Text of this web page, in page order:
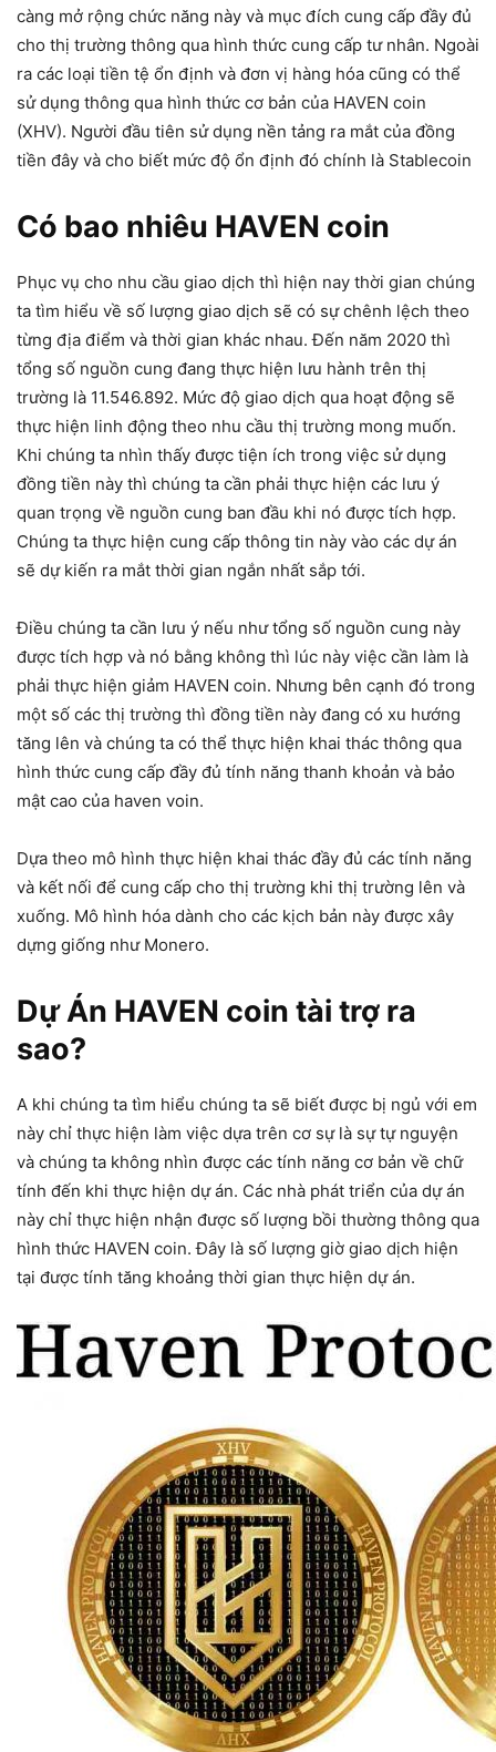
càng mở rộng chức năng này và mục đích cung cấp đầy đủ
cho thị trường thông qua hình thức cung cấp tư nhân. Ngoài
ra các loại tiền tệ ổn định và đơn vị hàng hóa cũng có thể
sử dụng thông qua hình thức cơ bản của HAVEN coin
(XHV). Người đầu tiên sử dụng nền tảng ra mắt của đồng
tiền đây và cho biết mức độ ổn định đó chính là Stablecoin
Có bao nhiêu HAVEN coin
Phục vụ cho nhu cầu giao dịch thì hiện nay thời gian chúng
ta tìm hiểu về số lượng giao dịch sẽ có sự chênh lệch theo
từng địa điểm và thời gian khác nhau. Đến năm 2020 thì
tổng số nguồn cung đang thực hiện lưu hành trên thị
trường là 11.546.892. Mức độ giao dịch qua hoạt động sẽ
thực hiện linh động theo nhu cầu thị trường mong muốn.
Khi chúng ta nhìn thấy được tiện ích trong việc sử dụng
đồng tiền này thì chúng ta cần phải thực hiện các lưu ý
quan trọng về nguồn cung ban đầu khi nó được tích hợp.
Chúng ta thực hiện cung cấp thông tin này vào các dự án
sẽ dự kiến ra mắt thời gian ngắn nhất sắp tới.
Điều chúng ta cần lưu ý nếu như tổng số nguồn cung này
được tích hợp và nó bằng không thì lúc này việc cần làm là
phải thực hiện giảm HAVEN coin. Nhưng bên cạnh đó trong
một số các thị trường thì đồng tiền này đang có xu hướng
tăng lên và chúng ta có thể thực hiện khai thác thông qua
hình thức cung cấp đầy đủ tính năng thanh khoản và bảo
mật cao của haven voin.
Dựa theo mô hình thực hiện khai thác đầy đủ các tính năng
và kết nối để cung cấp cho thị trường khi thị trường lên và
xuống. Mô hình hóa dành cho các kịch bản này được xây
dựng giống như Monero.
Dự Án HAVEN coin tài trợ ra
sao?
A khi chúng ta tìm hiểu chúng ta sẽ biết được bị ngủ với em
này chỉ thực hiện làm việc dựa trên cơ sự là sự tự nguyện
và chúng ta không nhìn được các tính năng cơ bản về chữ
tính đến khi thực hiện dự án. Các nhà phát triển của dự án
này chỉ thực hiện nhận được số lượng bồi thường thông qua
hình thức HAVEN coin. Đây là số lượng giờ giao dịch hiện
tại được tính tăng khoảng thời gian thực hiện dự án.